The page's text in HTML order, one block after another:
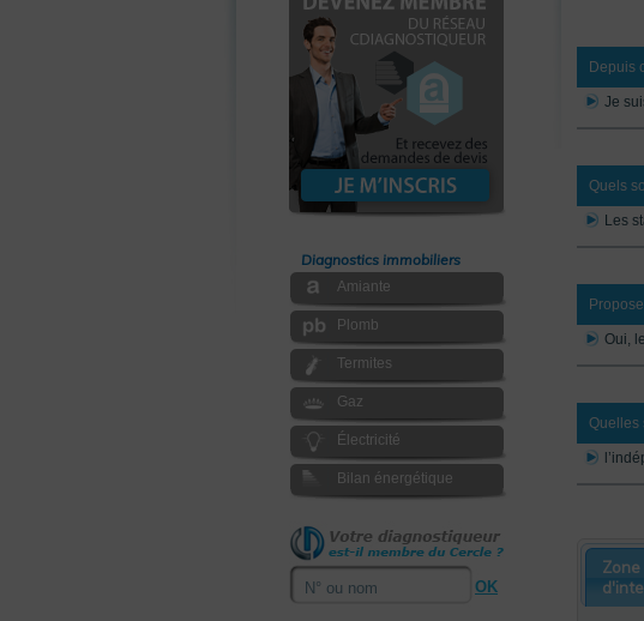
Diagnostics immobiliers
Amiante
Plomb
Termites
Gaz
Électricité
Bilan énergétique
Depuis
Je
Quels
Les
Oui,
Quelles
Zone